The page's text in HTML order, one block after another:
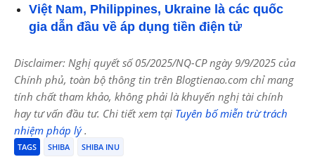
Việt Nam, Philippines, Ukraine là các quốc
gia dẫn đầu về áp dụng tiền điện tử
Disclaimer: Nghị quyết số 05/2025/NQ-CP ngày 9/9/2025 của
Chính phủ, toàn bộ thông tin trên Blogtienao.com chỉ mang
tính chất tham khảo, không phải là khuyến nghị tài chính
hay tư vấn đầu tư. Chi tiết xem tại Tuyên bố miễn trừ trách
nhiệm pháp lý.
TAGS SHIBA SHIBA INU